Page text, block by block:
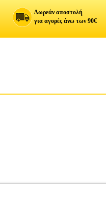
Δωρεάν αποστολή
για αγορές άνω των 90€